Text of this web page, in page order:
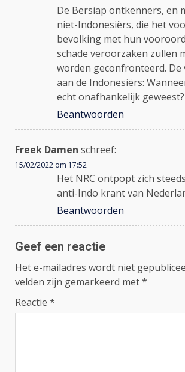
De Bersiap ontkenners, en
niet-Indonesiërs, die het
bevolking met hun
schade veroorzaken zullen
worden geconfronteerd. De
aan de Indonesiërs:
echt onafhankelijk geweest?
Beantwoorden
Freek Damen schreef:
15/02/2022 om 17:52
Het NRC ontpopt zich
anti-Indo krant van
Beantwoorden
Geef een reactie
Het e-mailadres wordt niet
velden zijn gemarkeerd met*
Reactie *